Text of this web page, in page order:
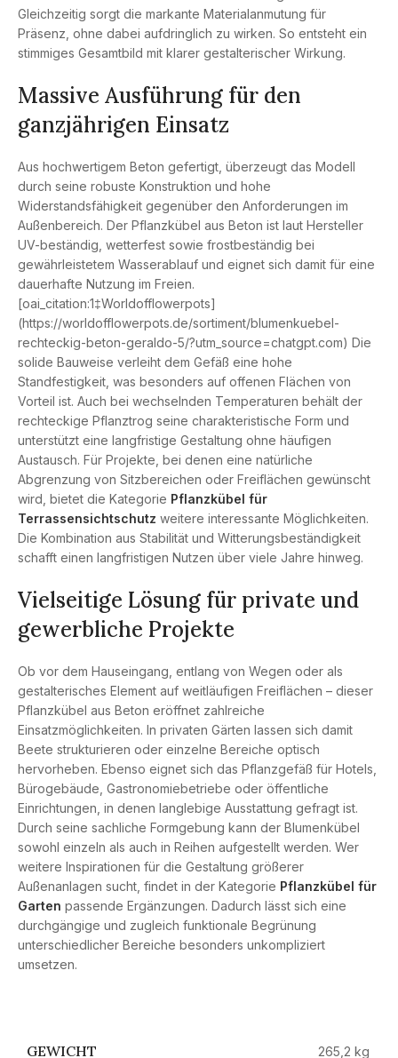
Gleichzeitig sorgt die markante Materialanmutung für
Präsenz, ohne dabei aufdringlich zu wirken. So entsteht ein
stimmiges Gesamtbild mit klarer gestalterischer Wirkung.
Massive Ausführung für den
ganzjährigen Einsatz
Aus hochwertigem Beton gefertigt, überzeugt das Modell
durch seine robuste Konstruktion und hohe
Widerstandsfähigkeit gegenüber den Anforderungen im
Außenbereich. Der Pflanzkübel aus Beton ist laut Hersteller
UV-beständig, wetterfest sowie frostbeständig bei
gewährleistetem Wasserablauf und eignet sich damit für eine
dauerhafte Nutzung im Freien.
[oai_citation:1‡Worldofflowerpots]
(https://worldofflowerpots.de/sortiment/blumenkuebel-
rechteckig-beton-geraldo-5/?utm_source=chatgpt.com) Die
solide Bauweise verleiht dem Gefäß eine hohe
Standfestigkeit, was besonders auf offenen Flächen von
Vorteil ist. Auch bei wechselnden Temperaturen behält der
rechteckige Pflanztrog seine charakteristische Form und
unterstützt eine langfristige Gestaltung ohne häufigen
Austausch. Für Projekte, bei denen eine natürliche
Abgrenzung von Sitzbereichen oder Freiflächen gewünscht
wird, bietet die Kategorie Pflanzkübel für
Terrassensichtschutz weitere interessante Möglichkeiten.
Die Kombination aus Stabilität und Witterungsbeständigkeit
schafft einen langfristigen Nutzen über viele Jahre hinweg.
Vielseitige Lösung für private und
gewerbliche Projekte
Ob vor dem Hauseingang, entlang von Wegen oder als
gestalterisches Element auf weitläufigen Freiflächen – dieser
Pflanzkübel aus Beton eröffnet zahlreiche
Einsatzmöglichkeiten. In privaten Gärten lassen sich damit
Beete strukturieren oder einzelne Bereiche optisch
hervorheben. Ebenso eignet sich das Pflanzgefäß für Hotels,
Bürogebäude, Gastronomiebetriebe oder öffentliche
Einrichtungen, in denen langlebige Ausstattung gefragt ist.
Durch seine sachliche Formgebung kann der Blumenkübel
sowohl einzeln als auch in Reihen aufgestellt werden. Wer
weitere Inspirationen für die Gestaltung größerer
Außenanlagen sucht, findet in der Kategorie Pflanzkübel für
Garten passende Ergänzungen. Dadurch lässt sich eine
durchgängige und zugleich funktionale Begrünung
unterschiedlicher Bereiche besonders unkompliziert
umsetzen.
GEWICHT 265,2 kg